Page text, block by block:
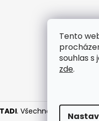
Tento
souhlas s
zde.
. Všechna práva